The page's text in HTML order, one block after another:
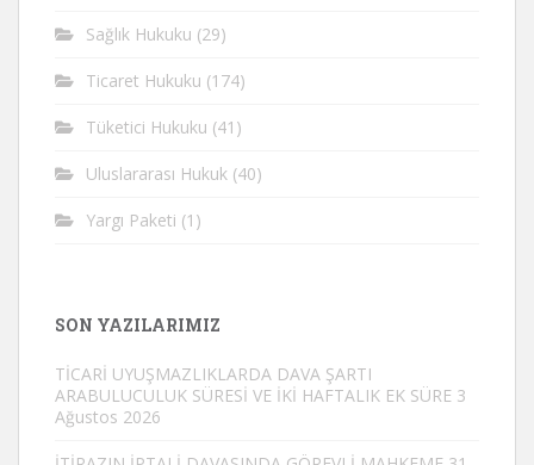
Sağlık Hukuku (29)
Ticaret Hukuku (174)
Tüketici Hukuku (41)
Uluslararası Hukuk (40)
Yargı Paketi (1)
SON YAZILARIMIZ
TİCARİ UYUŞMAZLIKLARDA DAVA ŞARTI
ARABULUCULUK SÜRESİ VE İKİ HAFTALIK EK SÜRE 3
Ağustos 2026